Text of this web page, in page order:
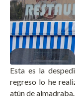
Esta es la
regreso lo he
atún de